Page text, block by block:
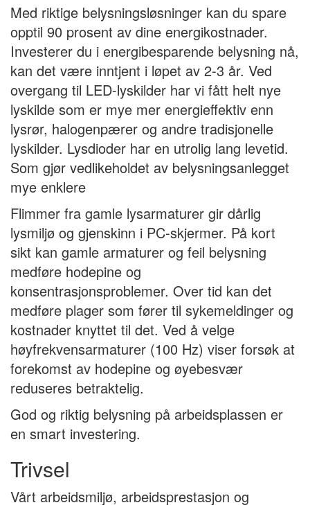
Med riktige belysningsløsninger kan du spare
opptil 90 prosent av dine energikostnader.
Investerer du i energibesparende belysning nå,
kan det være inntjent i løpet av 2-3 år. Ved
overgang til LED-lyskilder har vi fått helt nye
lyskilde som er mye mer energieffektiv enn
lysrør, halogenpærer og andre tradisjonelle
lyskilder. Lysdioder har en utrolig lang levetid.
Som gjør vedlikeholdet av belysningsanlegget
mye enklere
Flimmer fra gamle lysarmaturer gir dårlig
lysmiljø og gjenskinn i PC-skjermer. På kort
sikt kan gamle armaturer og feil belysning
medføre hodepine og
konsentrasjonsproblemer. Over tid kan det
medføre plager som fører til sykemeldinger og
kostnader knyttet til det. Ved å velge
høyfrekvensarmaturer (100 Hz) viser forsøk at
forekomst av hodepine og øyebesvær
reduseres betraktelig.
God og riktig belysning på arbeidsplassen er
en smart investering.
Trivsel
Vårt arbeidsmiljø, arbeidsprestasjon og